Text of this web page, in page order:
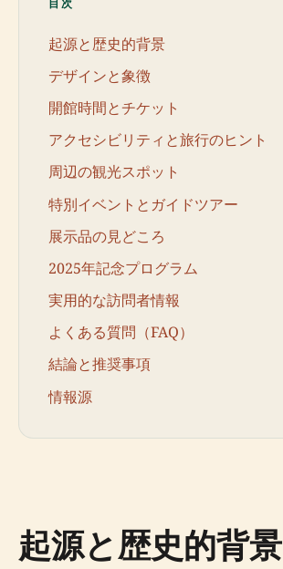
目次
起源と歴史的背景
デザインと象徴
開館時間とチケット
アクセシビリティと旅行のヒント
周辺の観光スポット
特別イベントとガイドツアー
展示品の見どころ
2025年記念プログラム
実用的な訪問者情報
よくある質問（FAQ）
結論と推奨事項
情報源
起源と歴史的背景